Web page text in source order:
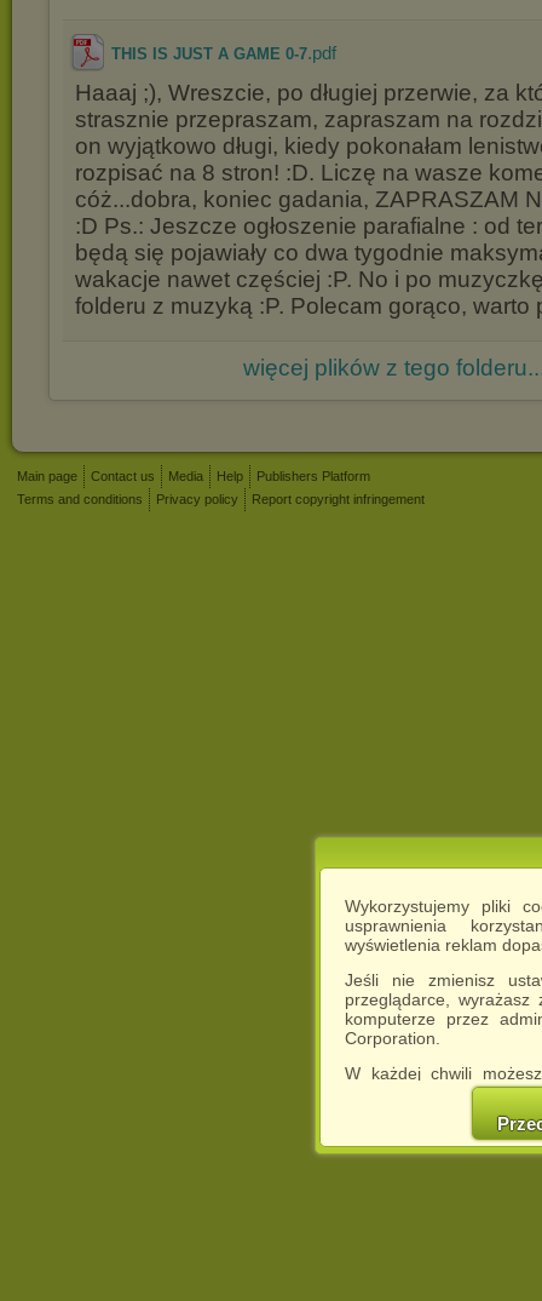
Wykorzystujemy pliki
usprawnienia
wyświetlenia reklam
Jeśli nie zmienisz
przeglądarce,
komputerze przez
Corporation.
W każdej chwili
cookies w swojej
w naszej
http://chomikuj.pl/
THIS IS JUST A GAME 0-7.pdf
Haaaj ;), Wreszcie, po długiej przerwie, za
strasznie przepraszam, zapraszam na
on wyjątkowo długi, kiedy pokonałam
rozpisać na 8 stron! :D. Liczę na wasze
cóż...dobra, koniec gadania, ZAPRASZAM
:D Ps.: Jeszcze ogłoszenie parafialne : od
będą się pojawiały co dwa tygodnie
wakacje nawet częściej :P. No i po
folderu z muzyką :P. Polecam gorąco, warto
więcej plików z tego
Main page Contact us Media Help
Publishers Platform
Terms and conditions
Privacy policy Report copyright infringement